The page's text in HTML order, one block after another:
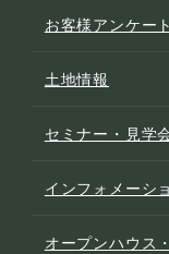
お客様アンケート
土地情報
セミナー・見学
インフォメーシ
オープンハウス